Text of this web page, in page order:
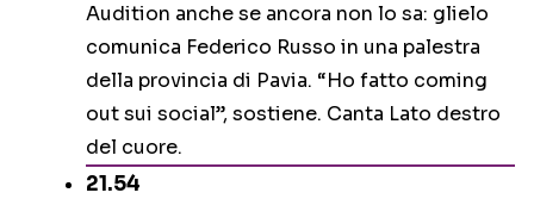
Audition anche se ancora non lo sa: glielo
comunica Federico Russo in una palestra
della provincia di Pavia. “Ho fatto coming
out sui social”, sostiene. Canta Lato destro
del cuore.
21.54